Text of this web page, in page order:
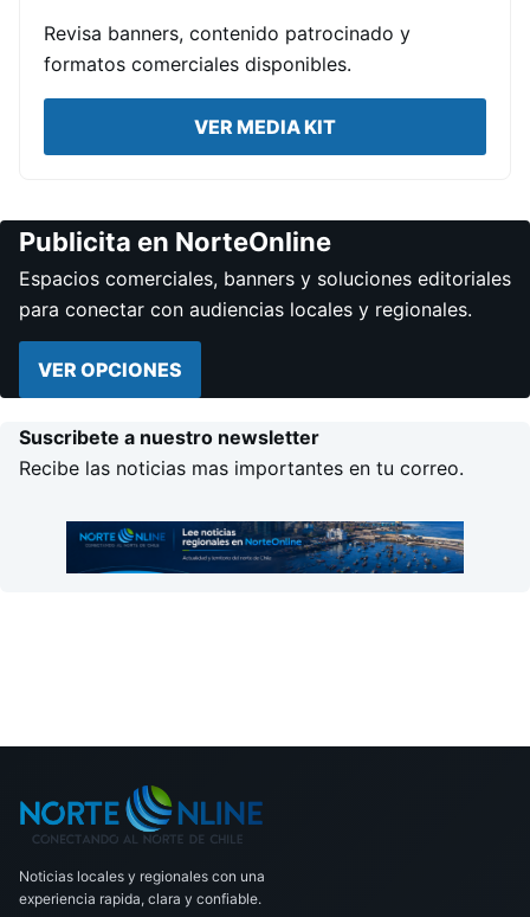
Revisa banners, contenido patrocinado y
formatos comerciales disponibles.
VER MEDIA KIT
Publicita en NorteOnline
Espacios comerciales, banners y soluciones editoriales
para conectar con audiencias locales y regionales.
VER OPCIONES
Suscribete a nuestro newsletter
Recibe las noticias mas importantes en tu correo.
Noticias locales y regionales con una
experiencia rapida, clara y confiable.